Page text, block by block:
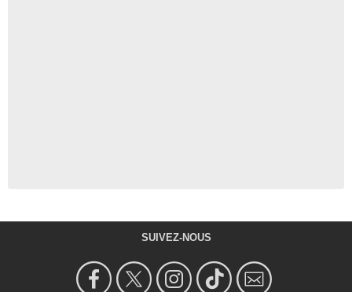
SUIVEZ-NOUS